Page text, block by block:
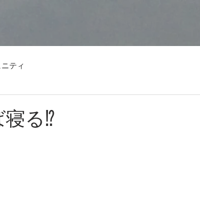
ティ
る⁉️